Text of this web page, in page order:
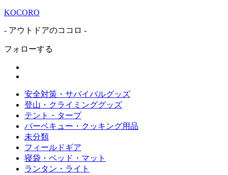
KOCORO
- アウトドアのココロ -
フォローする
安全対策・サバイバルグッズ
登山・クライミンググッズ
テント・タープ
バーベキュー・クッキング用品
未分類
フィールドギア
寝袋・ベッド・マット
ランタン・ライト